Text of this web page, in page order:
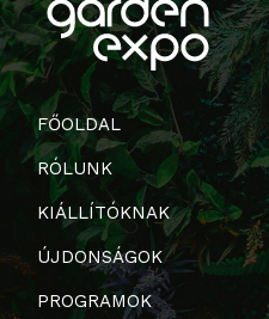
FŐOLDAL
RÓLUNK
KIÁLLÍTÓKNAK
ÚJDONSÁGOK
PROGRAMOK